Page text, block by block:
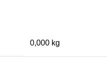
0,000 kg